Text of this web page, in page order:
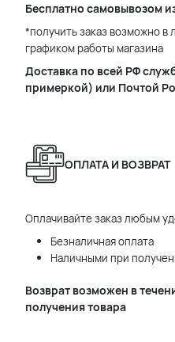
Бесплатно самовывозом
*получить заказ возможно в
графиком работы магазина
Доставка по всей РФ
примеркой) или Почтой
ОПЛАТА И ВОЗВРАТ
Оплачивайте заказ любым
Безналичная оплата
Наличными при
Возврат возможен в
получения товара